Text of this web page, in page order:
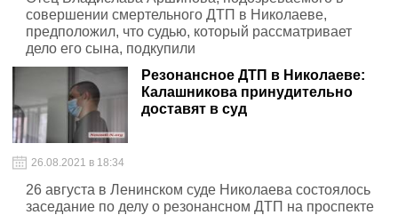
совершении смертельного ДТП в Николаеве,
предположил, что судью, который рассматривает
дело его сына, подкупили
Резонансное ДТП в Николаеве:
Калашникова принудительно
доставят в суд
26.08.2021 в 18:34
26 августа в Ленинском суде Николаева состоялось
заседание по делу о резонансном ДТП на проспекте